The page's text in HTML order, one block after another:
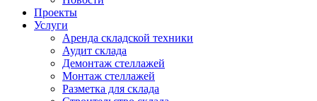
Проекты
Услуги
Аренда складской техники
Аудит склада
Демонтаж стеллажей
Монтаж стеллажей
Разметка для склада